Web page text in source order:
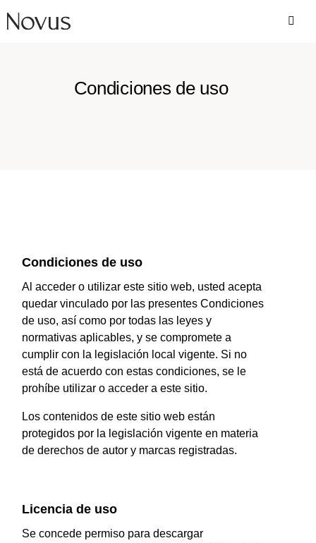
Condiciones de uso
Condiciones de uso
Al acceder o utilizar este sitio web, usted acepta
quedar vinculado por las presentes Condiciones
de uso, así como por todas las leyes y
normativas aplicables, y se compromete a
cumplir con la legislación local vigente. Si no
está de acuerdo con estas condiciones, se le
prohíbe utilizar o acceder a este sitio.
Los contenidos de este sitio web están
protegidos por la legislación vigente en materia
de derechos de autor y marcas registradas.
Licencia de uso
Se concede permiso para descargar